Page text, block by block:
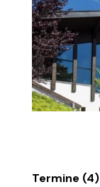
Termine (4)